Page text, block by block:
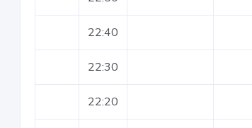
22:40
22:30
22:20